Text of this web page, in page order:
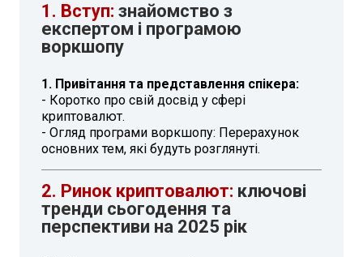
1. Вступ: знайомство з
експертом і програмою
воркшопу
1. Привітання та представлення спікера:
- Коротко про свій досвід у сфері
криптовалют.
- Огляд програми воркшопу: Перерахунок
основних тем, які будуть розглянуті.
2. Ринок криптовалют: ключові
тренди сьогодення та
перспективи на 2025 рік